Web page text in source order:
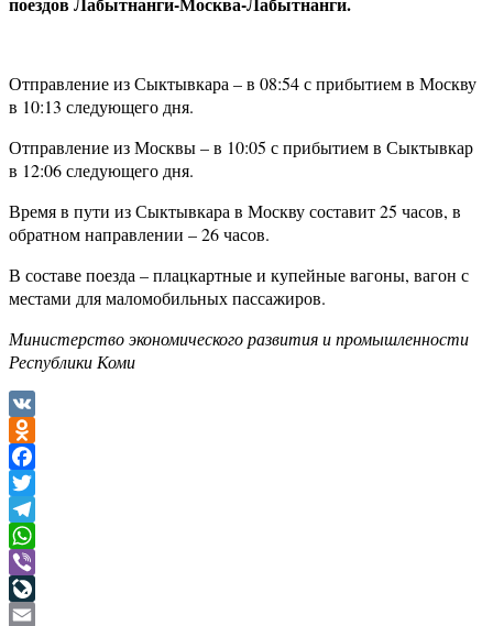
Отправление из Сыктывкара – в 08:54 с прибытием в Москву
в 10:13 следующего дня.
Отправление из Москвы – в 10:05 с прибытием в Сыктывкар
в 12:06 следующего дня.
Время в пути из Сыктывкара в Москву составит 25 часов, в
обратном направлении – 26 часов.
В составе поезда – плацкартные и купейные вагоны, вагон с
местами для маломобильных пассажиров.
Министерство экономического развития и промышленности
Республики Коми
VK
Odnoklassniki
Facebook
Twitter
Telegram
WhatsApp
Viber
LiveJournal